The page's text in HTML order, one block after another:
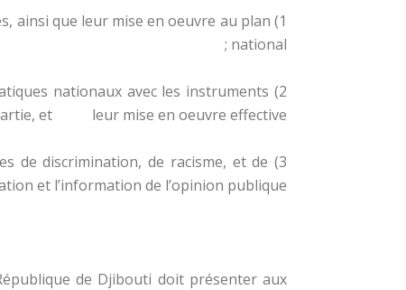
ainsi que leur mise en oeuvre au plan
national ;
nationaux avec les instruments
partie, et leur mise en oeuvre effective ;
de discrimination, de racisme, et de
et l’information de l’opinion publique.
de Djibouti doit présenter aux